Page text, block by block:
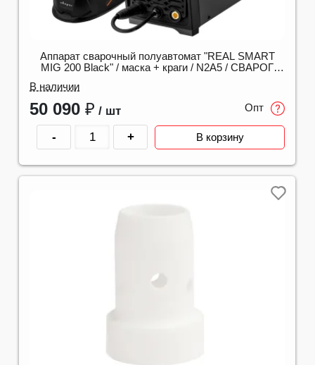
Аппарат сварочный полуавтомат "REAL SMART
MIG 200 Black" / маска + краги / N2A5 / СВАРОГ
В наличии
50 090 ₽ / шт Опт
- + В корзину